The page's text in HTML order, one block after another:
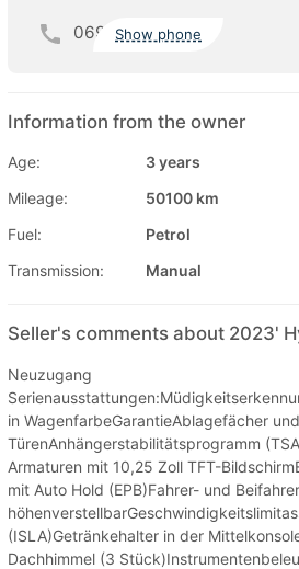
069 Show phone
Information from the owner
Age:
3 years
Mileage:
50100 km
Fuel:
Petrol
Transmission:
Manual
Seller's comments about 2023'
Neuzugang
in WagenfarbeGarantieAblagefächer
TürenAnhängerstabilitätsprogramm
Armaturen mit 10,25 Zoll TFT-
mit Auto Hold (EPB)Fahrer- und
(ISLA)Getränkehalter in der
Dachhimmel (3